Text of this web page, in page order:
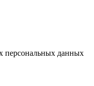
персональных данных